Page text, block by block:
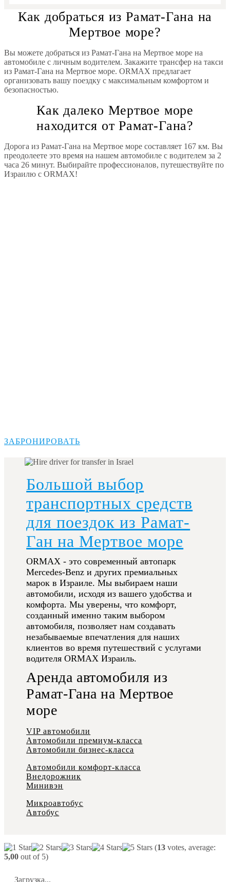
Как добраться из Рамат-Гана на
Мертвое море?
Вы можете добраться из Рамат-Гана на Мертвое море на
автомобиле с личным водителем. Закажите трансфер на такси
из Рамат-Гана на Мертвое море. ORMAX предлагает
организовать вашу поездку с максимальным комфортом и
безопасностью.
Как далеко Мертвое море
находится от Рамат-Гана?
Дорога из Рамат-Гана на Мертвое море составляет 167 км. Вы
преодолеете это время на нашем автомобиле с водителем за 2
часа 26 минут. Выбирайте профессионалов, путешествуйте по
Израилю с ORMAX!
ЗАБРОНИРОВАТЬ
Большой выбор
транспортных средств
для поездок из Рамат-
Ган на Мертвое море
ORMAX - это современный автопарк
Mercedes-Benz и других премиальных
марок в Израиле. Мы выбираем наши
автомобили, исходя из вашего удобства и
комфорта. Мы уверены, что комфорт,
созданный именно таким выбором
автомобиля, позволяет нам создавать
незабываемые впечатления для наших
клиентов во время путешествий с услугами
водителя ORMAX Израиль.
Аренда автомобиля из
Рамат-Гана на Мертвое
море
VIP автомобили
Автомобили премиум-класса
Автомобили бизнес-класса
Автомобили комфорт-класса
Внедорожник
Минивэн
Микроавтобус
Автобус
(13 votes, average:
5,00 out of 5)
Загрузка...